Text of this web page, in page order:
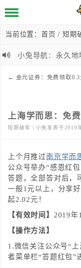
当前位置： 首页 /短期
小兔导航：永久
← 金元证券：免费领取0.3
上海学而思：免
短期破零 | 小兔发表于2019
上个月推过南京学而
公众号举办“感恩红
答题，全部答对后，
一般1元以上，分享
起2.02元！
【有效时间】 2019年
【操作方法】
1.微信关注公众号“
者菜单栏“答题红包”